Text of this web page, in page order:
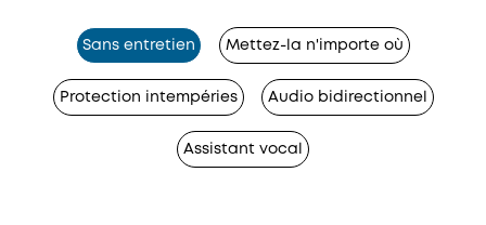
Sans entretien Mettez-la n'importe où
Protection intempéries Audio bidirectionnel
Assistant vocal